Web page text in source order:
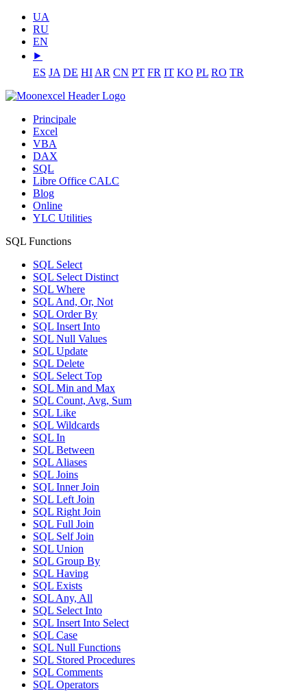
UA
RU
EN
⯈
ES JA DE HI AR CN PT FR IT KO PL RO TR
Principale
Excel
VBA
DAX
SQL
Libre Office CALC
Blog
Online
YLC Utilities
SQL Functions
SQL Select
SQL Select Distinct
SQL Where
SQL And, Or, Not
SQL Order By
SQL Insert Into
SQL Null Values
SQL Update
SQL Delete
SQL Select Top
SQL Min and Max
SQL Count, Avg, Sum
SQL Like
SQL Wildcards
SQL In
SQL Between
SQL Aliases
SQL Joins
SQL Inner Join
SQL Left Join
SQL Right Join
SQL Full Join
SQL Self Join
SQL Union
SQL Group By
SQL Having
SQL Exists
SQL Any, All
SQL Select Into
SQL Insert Into Select
SQL Case
SQL Null Functions
SQL Stored Procedures
SQL Comments
SQL Operators